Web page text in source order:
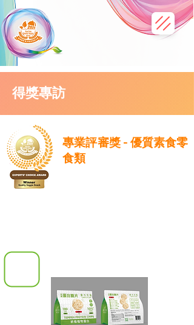
得獎專訪
專業評審獎 - 優質素食零
食類